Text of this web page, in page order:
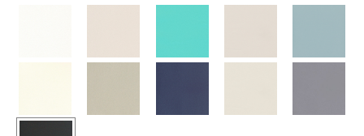
プライバシーポリシーサイトマップ関連団体リンク集